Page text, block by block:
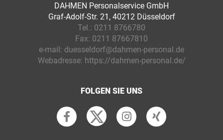
DAHMEN Personalservice GmbH
Graf-Adolf-Str. 21, 40212 Düsseldorf
Tel.: 0211 8766780
Fax: 0211 87667810
e-mail: duesseldorf@dahmen-personal.de
Webadresse: https://dahmen-personal.de/
FOLGEN SIE UNS